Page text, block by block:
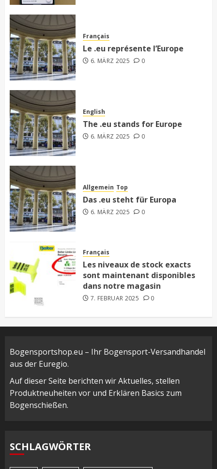
Français
Le .eu représente l’Europe
6. MÄRZ 2025 0
English
The .eu stands for Europe
6. MÄRZ 2025 0
Allgemein Top
Das .eu steht für Europa
6. MÄRZ 2025 0
Français
Les niveaux de stock exacts
sont maintenant disponibles
dans notre magasin
7. FEBRUAR 2025 0
Bogensportshop.eu – Ihr Bogensport-Versandhandel
aus der Euregio.
Auf dieser Seite berichten wir Aktuelles, stellen
Produktneuheiten vor und Erklären Basics zum
Bogenschießen.
SCHLAGWÖRTER